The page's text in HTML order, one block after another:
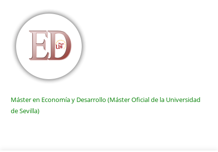
Máster en Economía y Desarrollo (Máster Oficial de la Universidad
de Sevilla)